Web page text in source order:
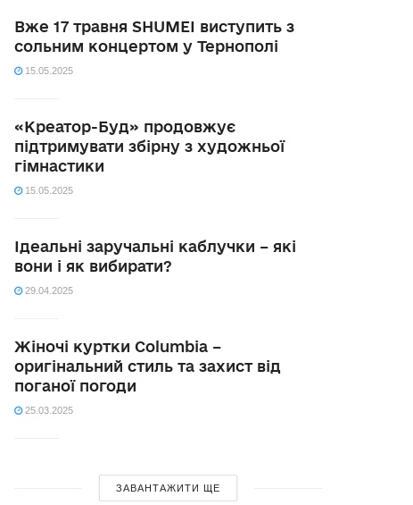
Вже 17 травня SHUMEI виступить з
сольним концертом у Тернополі
15.05.2025
«Креатор-Буд» продовжує
підтримувати збірну з художньої
гімнастики
15.05.2025
Ідеальні заручальні каблучки – які
вони і як вибирати?
29.04.2025
Жіночі куртки Columbia –
оригінальний стиль та захист від
поганої погоди
25.03.2025
ЗАВАНТАЖИТИ ЩЕ